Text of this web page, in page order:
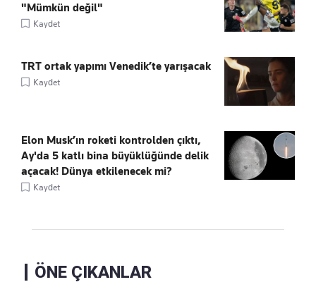
"Mümkün değil"
Kaydet
TRT ortak yapımı Venedik’te yarışacak
Kaydet
Elon Musk’ın roketi kontrolden çıktı,
Ay'da 5 katlı bina büyüklüğünde delik
açacak! Dünya etkilenecek mi?
Kaydet
ÖNE ÇIKANLAR